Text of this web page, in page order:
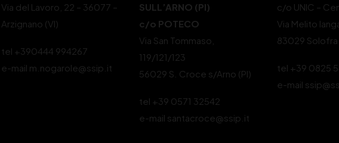
Via del Lavoro, 22 – 36077 –
Arzignano (VI)
tel +390444 994267
e-mail m.nogarole@ssip.it
SULL’ARNO (PI)
c/o POTECO
Via San Tommaso,
119/121/123
56029 S. Croce s/Arno (PI)
tel +39 0571 32542
e-mail santacroce@ssip.it
c/o UNIC –
Via Melito
83029 Solofra
tel +39 0825
e-mail